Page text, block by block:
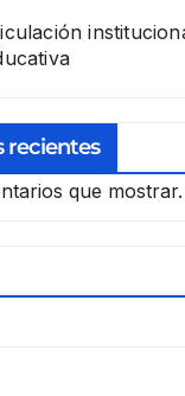
recientes
que mostrar.